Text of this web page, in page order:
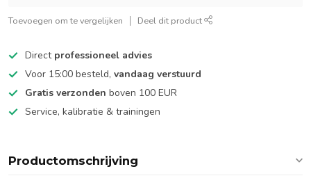
Toevoegen om te vergelijken Deel dit product
Direct professioneel advies
Voor 15:00 besteld, vandaag verstuurd
Gratis verzonden boven 100 EUR
Service, kalibratie & trainingen
Productomschrijving